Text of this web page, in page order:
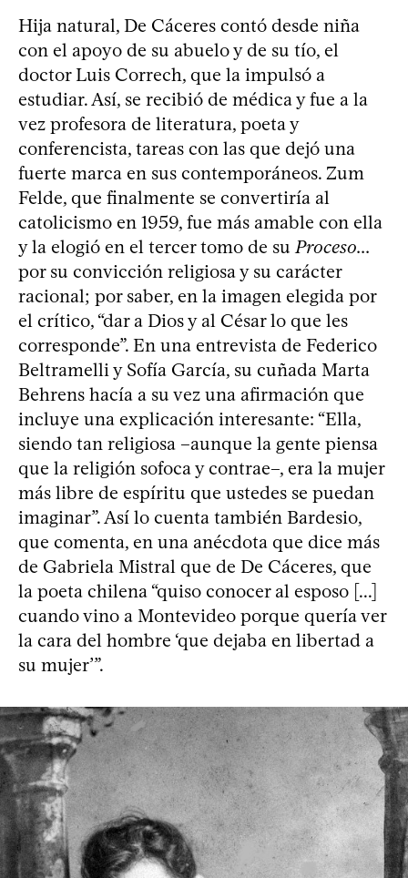
Hija natural, De Cáceres contó desde niña
con el apoyo de su abuelo y de su tío, el
doctor Luis Correch, que la impulsó a
estudiar. Así, se recibió de médica y fue a la
vez profesora de literatura, poeta y
conferencista, tareas con las que dejó una
fuerte marca en sus contemporáneos. Zum
Felde, que finalmente se convertiría al
catolicismo en 1959, fue más amable con ella
y la elogió en el tercer tomo de suProceso...
por su convicción religiosa y su carácter
racional; por saber, en la imagen elegida por
el crítico, “dar a Dios y al César lo que les
corresponde”. En una entrevista de Federico
Beltramelli y Sofía García, su cuñada Marta
Behrens hacía a su vez una afirmación que
incluye una explicación interesante: “Ella,
siendo tan religiosa –aunque la gente piensa
que la religión sofoca y contrae–, era la mujer
más libre de espíritu que ustedes se puedan
imaginar”. Así lo cuenta también Bardesio,
que comenta, en una anécdota que dice más
de Gabriela Mistral que de De Cáceres, que
la poeta chilena “quiso conocer al esposo [...]
cuando vino a Montevideo porque quería ver
la cara del hombre ‘que dejaba en libertad a
su mujer’”.